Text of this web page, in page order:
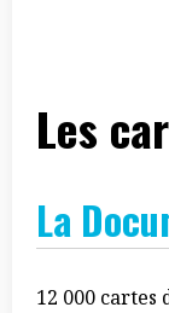
Les
La
12 000 cartes